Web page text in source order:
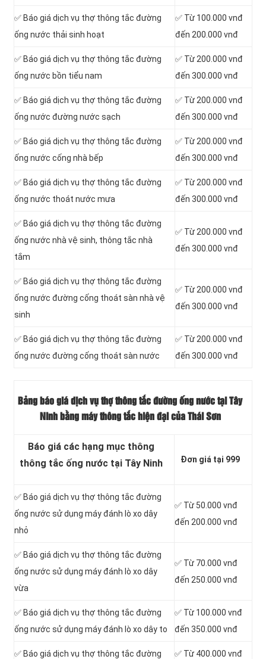
‎✅ Báo giá dịch vụ thợ thông tắc đường
ống nước thải sinh hoạt
✅ Từ 100.000 vnđ
đến 200.000 vnđ
✅ Báo giá dịch vụ thợ thông tắc đường
ống nước bồn tiểu nam
✅ Từ 200.000 vnđ
đến 300.000 vnđ
✅ Báo giá dịch vụ thợ thông tắc đường
ống nước đường nước sạch
✅ Từ 200.000 vnđ
đến 300.000 vnđ
✅ Báo giá dịch vụ thợ thông tắc đường
ống nước cống nhà bếp
✅ Từ 200.000 vnđ
đến 300.000 vnđ
✅ Báo giá dịch vụ thợ thông tắc đường
ống nước thoát nước mưa
✅ Từ 200.000 vnđ
đến 300.000 vnđ
✅ Báo giá dịch vụ thợ thông tắc đường
ống nước nhà vệ sinh, thông tắc nhà
tắm
✅ Từ 200.000 vnđ
đến 300.000 vnđ
✅ Báo giá dịch vụ thợ thông tắc đường
ống nước đường cống thoát sàn nhà vệ
sinh
✅ Từ 200.000 vnđ
đến 300.000 vnđ
✅ Báo giá dịch vụ thợ thông tắc đường
ống nước đường cống thoát sàn nước
✅ Từ 200.000 vnđ
đến 300.000 vnđ
Bảng báo giá dịch vụ thợ thông tắc đường ống nước tại Tây
Ninh bằng máy thông tắc hiện đại của Thái Sơn
Báo giá các hạng mục thông
thông tắc ống nước tại Tây Ninh
Đơn giá tại 999
✅ Báo giá dịch vụ thợ thông tắc đường
ống nước sử dụng máy đánh lò xo dây
nhỏ
✅ Từ 50.000 vnđ
đến 200.000 vnđ
✅ Báo giá dịch vụ thợ thông tắc đường
ống nước sử dụng máy đánh lò xo dây
vừa
✅ Từ 70.000 vnđ
đến 250.000 vnđ
✅ Báo giá dịch vụ thợ thông tắc đường
ống nước sử dụng máy đánh lò xo dây to
✅ Từ 100.000 vnđ
đến 350.000 vnđ
✅ Báo giá dịch vụ thợ thông tắc đường
✅ Từ 400.000 vnđ